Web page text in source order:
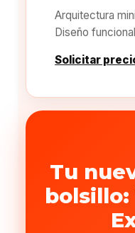
Arquitectura
Diseño
Solicitar
Tu
bolsillo: